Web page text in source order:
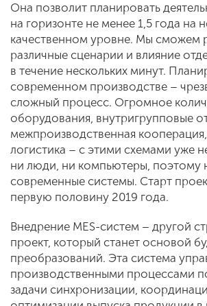
Она позволит планировать
на горизонте не менее 1,5 года на
качественном уровне. Мы сможем
различные сценарии и влияние
в течение нескольких минут.
современном производстве –
сложный процесс. Огромное
оборудования, внутригрупповые
межпроизводственная
логистика – с этими схемами уже
ни люди, ни компьютеры, поэтому
современные системы. Старт
первую половину 2019 года.
Внедрение MES-систем – другой
проект, который станет основой
преобразований. Эта система
производственными процессами
задачи синхронизации,